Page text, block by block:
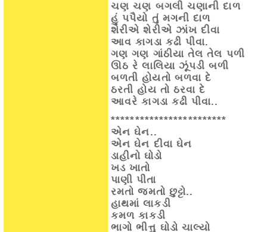
ચણ ચણ બગલી ચણાની દાળ
હું પપૈયો તું મગની દાળ
શેરીએ શેરીએ ઝાંખ દીવા
આવ કાગડા કઢી પીવા.
ગણ ગણ ગાંઠીયા તેલ તેલ પળી
ઊઠ રે લાલિયા ઝૂંપડી બળી
બળતી હોયતો બળવા દે
ઠરતી હોય તો ઠરવા દે
આવરે કાગડા કઢી પીવા..
************************
એન ઘેન..
એન ઘેન દીવા ઘેન
ડાહીનો ઘોડો
ખડ ખાતો
પાણી પીતા
રમતો જમતો છુટ્ટો..
હાથમાં લાકડી
કમળ કાકડી
ભાગો ભીત્તુ ઘોડો ચાલ્યો